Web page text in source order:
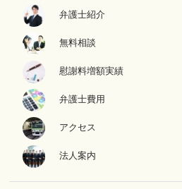
弁護士紹介
無料相談
慰謝料増額実績
弁護士費用
アクセス
法人案内